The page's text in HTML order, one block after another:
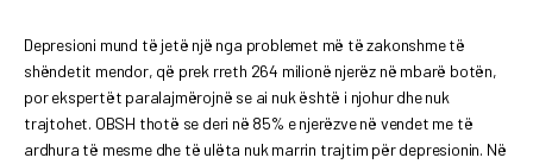
Depresioni mund të jetë një nga problemet më të zakonshme të
shëndetit mendor, që prek rreth 264 milionë njerëz në mbarë botën,
por ekspertët paralajmërojnë se ai nuk është i njohur dhe nuk
trajtohet. OBSH thotë se deri në 85% e njerëzve në vendet me të
ardhura të mesme dhe të ulëta nuk marrin trajtim për depresionin. Në